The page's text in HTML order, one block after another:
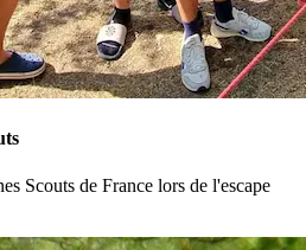
Scouts de France lors de l'escape